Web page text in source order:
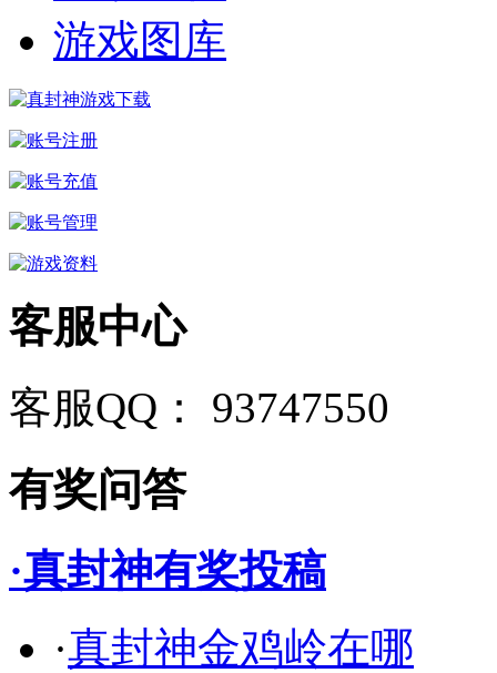
游戏图库
客服中心
客服QQ： 93747550
有奖问答
·真封神有奖投稿
·真封神金鸡岭在哪